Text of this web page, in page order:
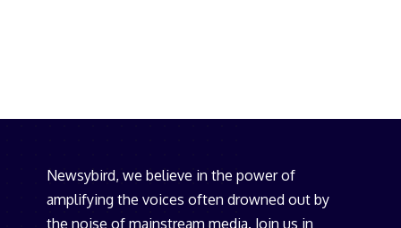
Newsybird, we believe in the power of
amplifying the voices often drowned out by
the noise of mainstream media. Join us in